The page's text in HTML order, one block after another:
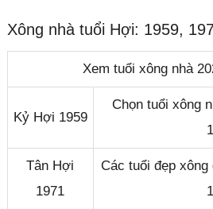
Xông nhà tuổi Hợi: 1959,
Xem tuổi xông nhà
Kỷ Hợi 1959
Chọn tuổi xông
Tân Hợi
1971
Các tuổi đẹp